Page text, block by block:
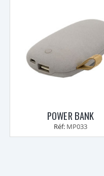
POWER BANK
Réf: MP033